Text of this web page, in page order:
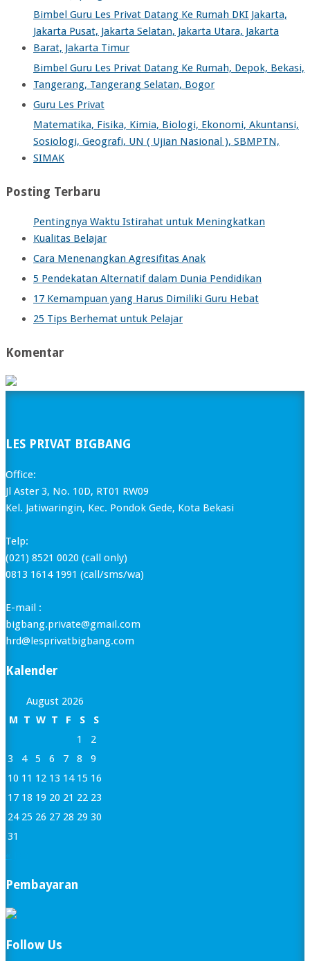
Bimbel Guru Les Privat Datang Ke Rumah DKI Jakarta,
Jakarta Pusat, Jakarta Selatan, Jakarta Utara, Jakarta
Barat, Jakarta Timur
Bimbel Guru Les Privat Datang Ke Rumah, Depok, Bekasi,
Tangerang, Tangerang Selatan, Bogor
Guru Les Privat
Matematika, Fisika, Kimia, Biologi, Ekonomi, Akuntansi,
Sosiologi, Geografi, UN ( Ujian Nasional ), SBMPTN,
SIMAK
Posting Terbaru
Pentingnya Waktu Istirahat untuk Meningkatkan
Kualitas Belajar
Cara Menenangkan Agresifitas Anak
5 Pendekatan Alternatif dalam Dunia Pendidikan
17 Kemampuan yang Harus Dimiliki Guru Hebat
25 Tips Berhemat untuk Pelajar
Komentar
LES PRIVAT BIGBANG
Office:
Jl Aster 3, No. 10D, RT01 RW09
Kel. Jatiwaringin, Kec. Pondok Gede, Kota Bekasi
Telp:
(021) 8521 0020 (call only)
0813 1614 1991 (call/sms/wa)
E-mail :
bigbang.private@gmail.com
hrd@lesprivatbigbang.com
Kalender
August 2026
M T W T F S
S
1
2
3
4 5 6 7 8
9
10 11 12 13 14 15 16
17 18 19 20 21 22 23
24 25 26 27 28 29 30
31
« Jan
Pembayaran
Follow Us